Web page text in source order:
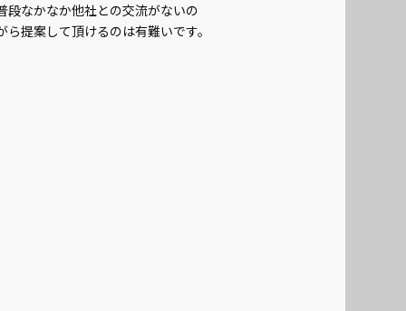
段なかなか他社との交流がないの
提案して頂けるのは有難いです。